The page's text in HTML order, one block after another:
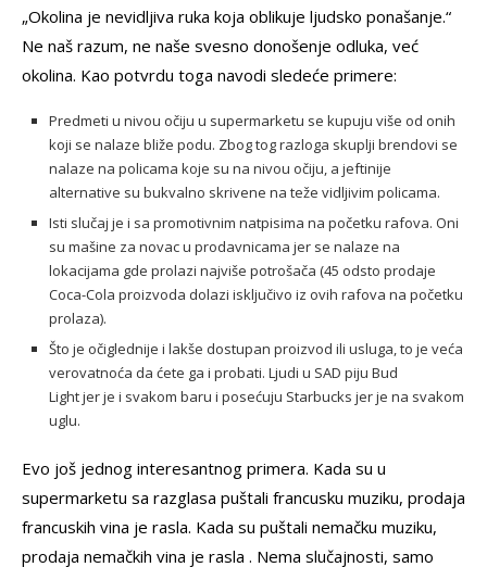
„Okolina je nevidljiva ruka koja oblikuje ljudsko ponašanje.“
Ne naš razum, ne naše svesno donošenje odluka, već
okolina. Kao potvrdu toga navodi sledeće primere:
Predmeti u nivou očiju u supermarketu se kupuju više od onih
koji se nalaze bliže podu. Zbog tog razloga skuplji brendovi se
nalaze na policama koje su na nivou očiju, a jeftinije
alternative su bukvalno skrivene na teže vidljivim policama.
Isti slučaj je i sa promotivnim natpisima na početku rafova. Oni
su mašine za novac u prodavnicama jer se nalaze na
lokacijama gde prolazi najviše potrošača (45 odsto prodaje
Coca-Cola proizvoda dolazi isključivo iz ovih rafova na početku
prolaza).
Što je očiglednije i lakše dostupan proizvod ili usluga, to je veća
verovatnoća da ćete ga i probati. Ljudi u SAD piju Bud
Light jer je i svakom baru i posećuju Starbucks jer je na svakom
uglu.
Evo još jednog interesantnog primera. Kada su u
supermarketu sa razglasa puštali francusku muziku, prodaja
francuskih vina je rasla. Kada su puštali nemačku muziku,
prodaja nemačkih vina je rasla . Nema slučajnosti, samo